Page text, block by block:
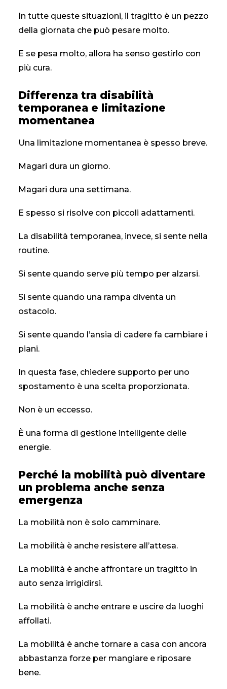
In tutte queste situazioni, il tragitto è un pezzo
della giornata che può pesare molto.
E se pesa molto, allora ha senso gestirlo con
più cura.
Differenza tra disabilità
temporanea e limitazione
momentanea
Una limitazione momentanea è spesso breve.
Magari dura un giorno.
Magari dura una settimana.
E spesso si risolve con piccoli adattamenti.
La disabilità temporanea, invece, si sente nella
routine.
Si sente quando serve più tempo per alzarsi.
Si sente quando una rampa diventa un
ostacolo.
Si sente quando l’ansia di cadere fa cambiare i
piani.
In questa fase, chiedere supporto per uno
spostamento è una scelta proporzionata.
Non è un eccesso.
È una forma di gestione intelligente delle
energie.
Perché la mobilità può diventare
un problema anche senza
emergenza
La mobilità non è solo camminare.
La mobilità è anche resistere all’attesa.
La mobilità è anche affrontare un tragitto in
auto senza irrigidirsi.
La mobilità è anche entrare e uscire da luoghi
affollati.
La mobilità è anche tornare a casa con ancora
abbastanza forze per mangiare e riposare
bene.